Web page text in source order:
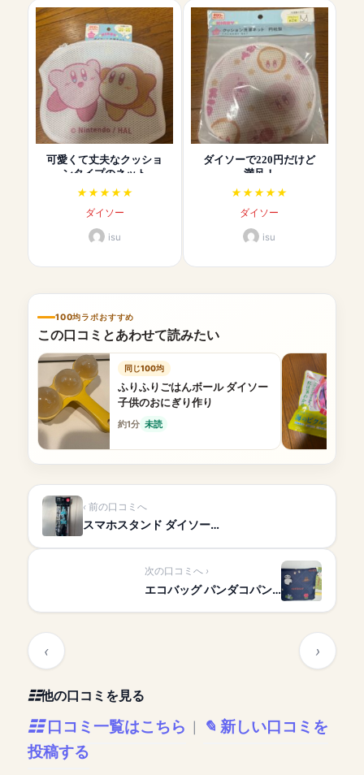
可愛くて丈夫なクッショ
ンタイプのネット
ダイソー
isu
ダイソーで220円だけど
満足！
ダイソー
isu
100均ラボおすすめ
この口コミとあわせて読みたい
同じ100均
ふりふりごはんボール ダイソー
子供のおにぎり作り
約1分 未読
前の口コミへ
スマホスタンド ダイソー…
次の口コミへ
エコバッグ パンダコパン…
他の口コミを見る
口コミ一覧はこちら
新しい口コミを
投稿する